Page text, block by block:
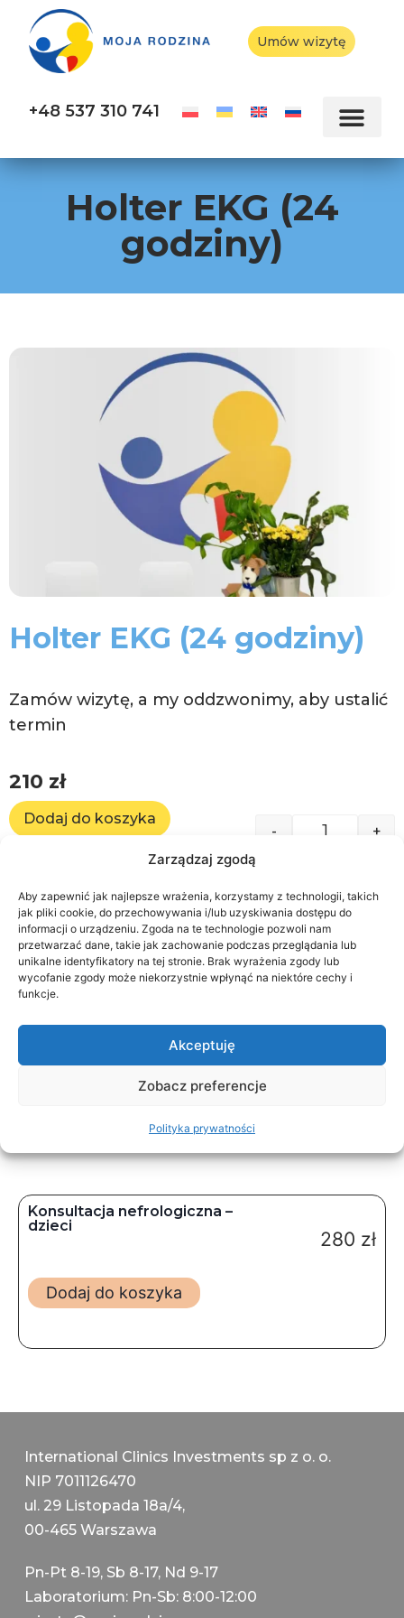
Zarządzaj zgodą
Aby zapewnić jak najlepsze wrażenia, korzystamy z technologii, takich
jak pliki cookie, do przechowywania i/lub uzyskiwania dostępu do
informacji o urządzeniu. Zgoda na te technologie pozwoli nam
przetwarzać dane, takie jak zachowanie podczas przeglądania lub
unikalne identyfikatory na tej stronie. Brak wyrażenia zgody lub
wycofanie zgody może niekorzystnie wpłynąć na niektóre cechy i
funkcje.
Akceptuję
Zobacz preferencje
Polityka prywatności
+48 537 310 741
Umów wizytę
Holter EKG (24
godziny)
Holter EKG (24 godziny)
Zamów wizytę, a my oddzwonimy, aby ustalić
termin
210 zł
- +
Dodaj do koszyka
Zamów z płatnością w klinice
Podobne uslugi
Konsultacja nefrologiczna –
dzieci
280 zł
Dodaj do koszyka
International Clinics Investments sp z o. o.
NIP 7011126470
ul. 29 Listopada 18a/4,
00-465 Warszawa
Pn-Pt 8-19, Sb 8-17, Nd 9-17
Laboratorium: Pn-Sb: 8:00-12:00